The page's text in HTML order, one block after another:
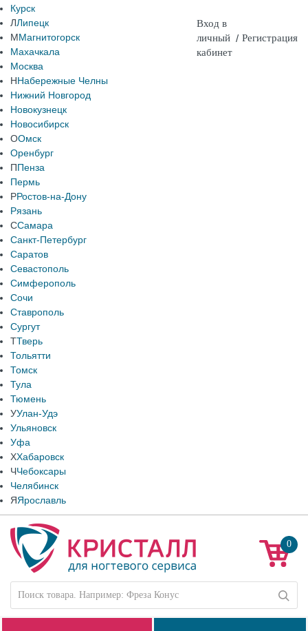
Курск
ЛЛипецк
ММагнитогорск
Махачкала
Москва
ННабережные Челны
Нижний Новгород
Новокузнецк
Новосибирск
ООмск
Оренбург
ППенза
Пермь
РРостов-на-Дону
Рязань
ССамара
Санкт-Петербург
Саратов
Севастополь
Симферополь
Сочи
Ставрополь
Сургут
ТТверь
Тольятти
Томск
Тула
Тюмень
УУлан-Удэ
Ульяновск
Уфа
ХХабаровск
ЧЧебоксары
Челябинск
ЯЯрославль
Вход в
личный
кабинет
/ Регистрация
0